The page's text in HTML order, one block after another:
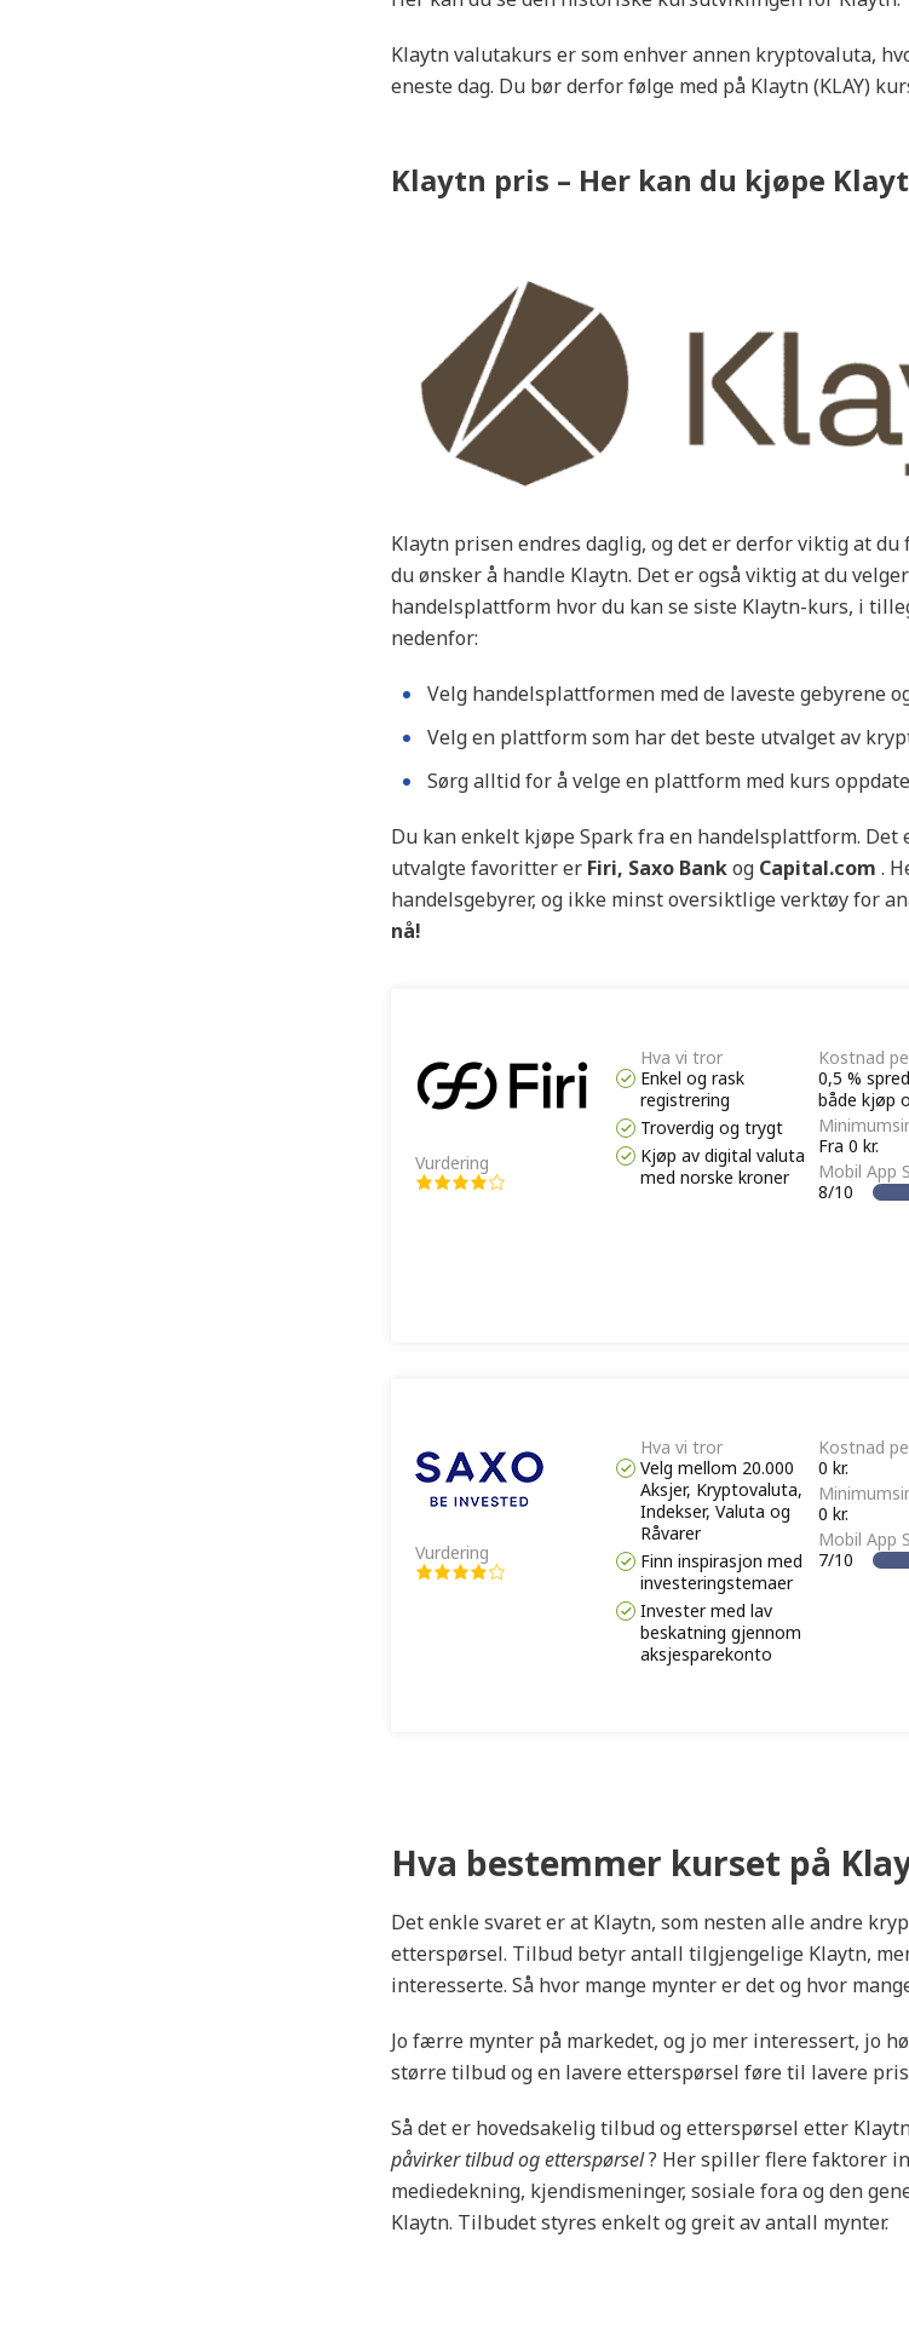
Klaytn valutakurs er som enhver annen kryptovaluta,
eneste dag. Du bør derfor følge med på Klaytn (KLAY)
Klaytn pris – Her kan du kjøpe
Klaytn prisen endres daglig, og det er derfor viktig at du
du ønsker å handle Klaytn. Det er også viktig at du
handelsplattform hvor du kan se siste Klaytn-kurs, i
nedenfor:
Velg handelsplattformen med de laveste gebyrene
Velg en plattform som har det beste utvalget av
Sørg alltid for å velge en plattform med kurs
Du kan enkelt kjøpe Spark fra en handelsplattform. Det
utvalgte favoritter er Firi, Saxo Bankog Capital.com .
handelsgebyrer, og ikke minst oversiktlige verktøy for
nå!
Vurdering
Hva vi tror
Enkel og rask
registrering
Troverdig og trygt
Kjøp av digital valuta
med norske kroner
Kostnad
0,5 %
både kjøp
Fra 0 kr.
Mobil App
8/10
Vurdering
Hva vi tror
Velg mellom 20.000
Aksjer, Kryptovaluta,
Indekser, Valuta og
Råvarer
Finn inspirasjon med
investeringstemaer
Invester med lav
beskatning gjennom
aksjesparekonto
Kostnad
0 kr.
0 kr.
Mobil App
7/10
Hva bestemmer kurset på
Det enkle svaret er at Klaytn, som nesten alle andre
etterspørsel. Tilbud betyr antall tilgjengelige Klaytn,
interesserte. Så hvor mange mynter er det og hvor
Jo færre mynter på markedet, og jo mer interessert, jo
større tilbud og en lavere etterspørsel føre til lavere
Så det er hovedsakelig tilbud og etterspørsel etter
påvirker tilbud og etterspørsel? Her spiller flere faktorer
mediedekning, kjendismeninger, sosiale fora og den
Klaytn. Tilbudet styres enkelt og greit av antall mynter.